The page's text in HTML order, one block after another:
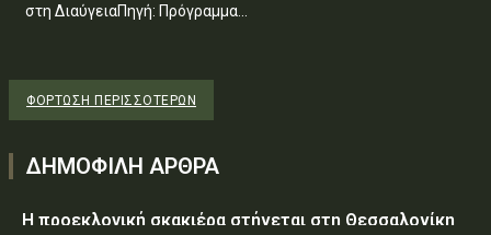
στη ΔιαύγειαΠηγή: Πρόγραμμα...
ΦΌΡΤΩΣΗ ΠΕΡΙΣΣΟΤΈΡΩΝ
ΔΗΜΟΦΙΛΗ ΑΡΘΡΑ
Η προεκλογική σκακιέρα στήνεται στη Θεσσαλονίκη